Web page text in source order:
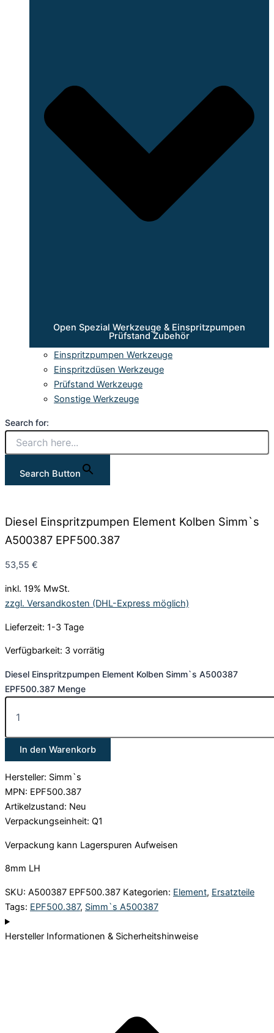
Open Spezial Werkzeuge & Einspritzpumpen
Prüfstand Zubehör
Einspritzpumpen Werkzeuge
Einspritzdüsen Werkzeuge
Prüfstand Werkzeuge
Sonstige Werkzeuge
Search for:
Search Button
Diesel Einspritzpumpen Element Kolben Simm`s
A500387 EPF500.387
53,55 €
inkl. 19% MwSt.
zzgl. Versandkosten (DHL-Express möglich)
Lieferzeit: 1-3 Tage
Verfügbarkeit: 3 vorrätig
Diesel Einspritzpumpen Element Kolben Simm`s A500387
EPF500.387 Menge
In den Warenkorb
Hersteller: Simm`s
MPN: EPF500.387
Artikelzustand: Neu
Verpackungseinheit: Q1
Verpackung kann Lagerspuren Aufweisen
8mm LH
SKU: A500387 EPF500.387 Kategorien: Element, Ersatzteile
Tags: EPF500.387, Simm`s A500387
Hersteller Informationen & Sicherheitshinweise